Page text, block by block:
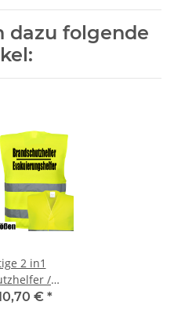
dazu folgende
2 in1
/
€ *